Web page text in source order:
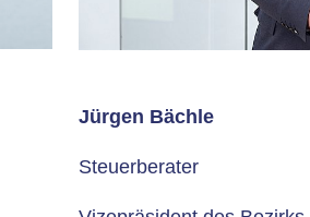
Jürgen Bächle
Steuerberater